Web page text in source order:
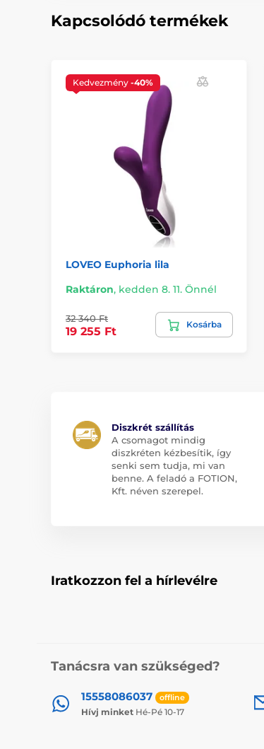
Kapcsolódó termékek
Kedvezmény -40%
LOVEO Euphoria lila
Raktáron, kedden 8. 11. Önnél
32 340 Ft
19 255 Ft
Kosárba
Diszkrét szállítás
A csomagot mindig
diszkréten kézbesítik, így
senki sem tudja, mi van
benne. A feladó a FOTION,
Kft. néven szerepel.
Iratkozzon fel a hírlevélre
Tanácsra van szükséged?
15558086037 offline
Hívj minket Hé-Pé 10-17